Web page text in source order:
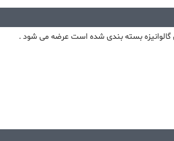
بسته بندی شده است عرضه می شود .